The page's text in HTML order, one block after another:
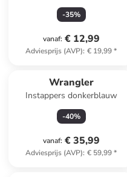
-35%
vanaf: € 12,99
Adviesprijs (AVP): € 19,99*
Wrangler
Instappers donkerblauw
-40%
vanaf: € 35,99
Adviesprijs (AVP): € 59,99*